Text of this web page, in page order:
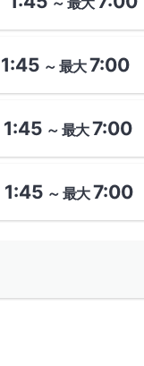
1:45 ～ 最大7:00
1:45 ～ 最大7:00
1:45 ～ 最大7:00